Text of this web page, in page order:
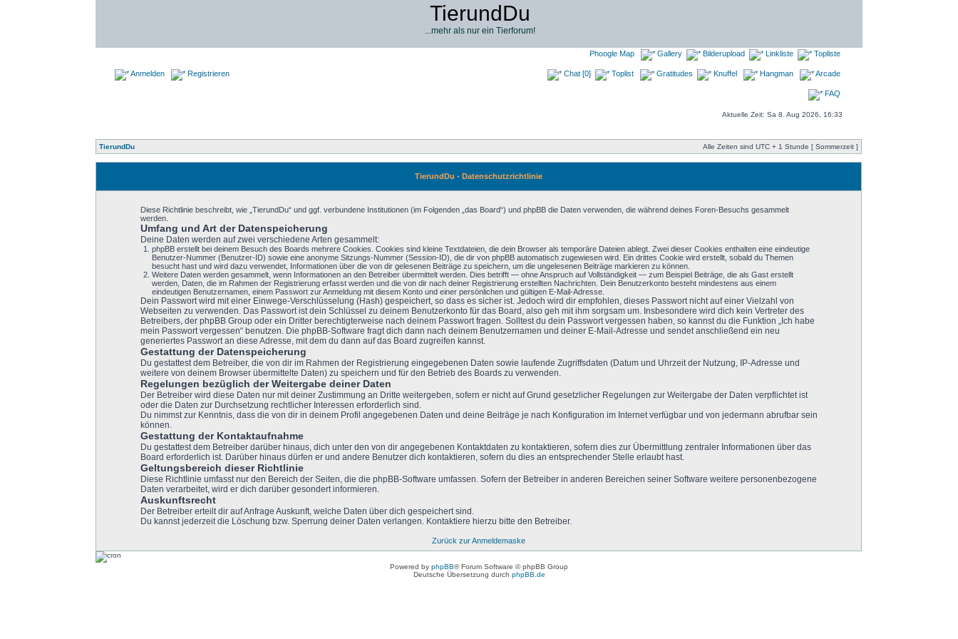
TierundDu
...mehr als nur ein Tierforum!
Anmelden Registrieren
Phoogle Map Gallery Bilderupload Linkliste Topliste
Chat [0] Toplist Gratitudes Knuffel Hangman Arcade
FAQ
Aktuelle Zeit: Sa 8. Aug 2026, 16:33
TierundDu Alle Zeiten sind UTC + 1 Stunde [ Sommerzeit ]
TierundDu - Datenschutzrichtlinie
Diese Richtlinie beschreibt, wie „TierundDu“ und ggf. verbundene Institutionen (im Folgenden „das Board“) und phpBB die Daten verwenden, die während deines Foren-Besuchs gesammelt
werden.
Umfang und Art der Datenspeicherung
Deine Daten werden auf zwei verschiedene Arten gesammelt:
phpBB erstellt bei deinem Besuch des Boards mehrere Cookies. Cookies sind kleine Textdateien, die dein Browser als temporäre Dateien ablegt. Zwei dieser Cookies enthalten eine eindeutige
Benutzer-Nummer (Benutzer-ID) sowie eine anonyme Sitzungs-Nummer (Session-ID), die dir von phpBB automatisch zugewiesen wird. Ein drittes Cookie wird erstellt, sobald du Themen
besucht hast und wird dazu verwendet, Informationen über die von dir gelesenen Beiträge zu speichern, um die ungelesenen Beiträge markieren zu können.
Weitere Daten werden gesammelt, wenn Informationen an den Betreiber übermittelt werden. Dies betrifft — ohne Anspruch auf Vollständigkeit — zum Beispiel Beiträge, die als Gast erstellt
werden, Daten, die im Rahmen der Registrierung erfasst werden und die von dir nach deiner Registrierung erstellten Nachrichten. Dein Benutzerkonto besteht mindestens aus einem
eindeutigen Benutzernamen, einem Passwort zur Anmeldung mit diesem Konto und einer persönlichen und gültigen E-Mail-Adresse.
Dein Passwort wird mit einer Einwege-Verschlüsselung (Hash) gespeichert, so dass es sicher ist. Jedoch wird dir empfohlen, dieses Passwort nicht auf einer Vielzahl von
Webseiten zu verwenden. Das Passwort ist dein Schlüssel zu deinem Benutzerkonto für das Board, also geh mit ihm sorgsam um. Insbesondere wird dich kein Vertreter des
Betreibers, der phpBB Group oder ein Dritter berechtigterweise nach deinem Passwort fragen. Solltest du dein Passwort vergessen haben, so kannst du die Funktion „Ich habe
mein Passwort vergessen“ benutzen. Die phpBB-Software fragt dich dann nach deinem Benutzernamen und deiner E-Mail-Adresse und sendet anschließend ein neu
generiertes Passwort an diese Adresse, mit dem du dann auf das Board zugreifen kannst.
Gestattung der Datenspeicherung
Du gestattest dem Betreiber, die von dir im Rahmen der Registrierung eingegebenen Daten sowie laufende Zugriffsdaten (Datum und Uhrzeit der Nutzung, IP-Adresse und
weitere von deinem Browser übermittelte Daten) zu speichern und für den Betrieb des Boards zu verwenden.
Regelungen bezüglich der Weitergabe deiner Daten
Der Betreiber wird diese Daten nur mit deiner Zustimmung an Dritte weitergeben, sofern er nicht auf Grund gesetzlicher Regelungen zur Weitergabe der Daten verpflichtet ist
oder die Daten zur Durchsetzung rechtlicher Interessen erforderlich sind.
Du nimmst zur Kenntnis, dass die von dir in deinem Profil angegebenen Daten und deine Beiträge je nach Konfiguration im Internet verfügbar und von jedermann abrufbar sein
können.
Gestattung der Kontaktaufnahme
Du gestattest dem Betreiber darüber hinaus, dich unter den von dir angegebenen Kontaktdaten zu kontaktieren, sofern dies zur Übermittlung zentraler Informationen über das
Board erforderlich ist. Darüber hinaus dürfen er und andere Benutzer dich kontaktieren, sofern du dies an entsprechender Stelle erlaubt hast.
Geltungsbereich dieser Richtlinie
Diese Richtlinie umfasst nur den Bereich der Seiten, die die phpBB-Software umfassen. Sofern der Betreiber in anderen Bereichen seiner Software weitere personenbezogene
Daten verarbeitet, wird er dich darüber gesondert informieren.
Auskunftsrecht
Der Betreiber erteilt dir auf Anfrage Auskunft, welche Daten über dich gespeichert sind.
Du kannst jederzeit die Löschung bzw. Sperrung deiner Daten verlangen. Kontaktiere hierzu bitte den Betreiber.
Zurück zur Anmeldemaske
Powered by phpBB® Forum Software © phpBB Group
Deutsche Übersetzung durch phpBB.de